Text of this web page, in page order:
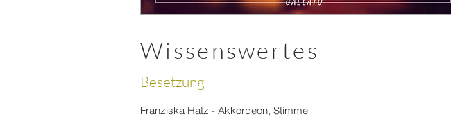
Wissenswertes
Besetzung
Franziska Hatz - Akkordeon, Stimme